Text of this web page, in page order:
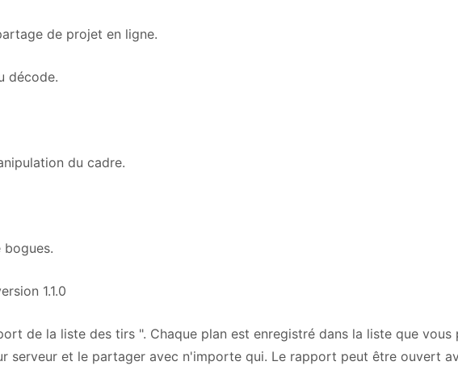
de projet en ligne.
décode.
du cadre.
1.1.0
de la liste des tirs ". Chaque plan est enregistré dans la liste que vous
serveur et le partager avec n'importe qui. Le rapport peut être ouvert